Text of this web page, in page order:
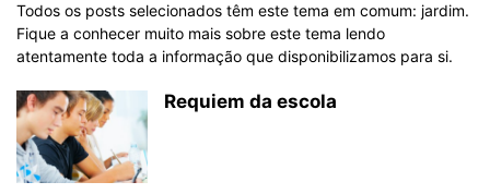
Todos os posts selecionados têm este tema em comum: jardim.
Fique a conhecer muito mais sobre este tema lendo
atentamente toda a informação que disponibilizamos para si.
Requiem da escola